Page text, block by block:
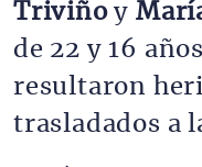
Triviñoy
de 22 y 16
resultaron
trasladados a